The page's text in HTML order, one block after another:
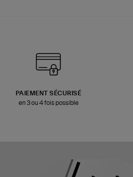
PAIEMENT SÉCURISÉ
en 3 ou 4 fois possible